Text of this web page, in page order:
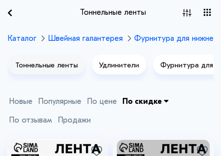
Тоннельные ленты
Каталог Швейная галантерея Фурнитура для
Тоннельные ленты Удлинители Фурнитура для
Новые Популярные По цене По скидке
По отзывам Продажи